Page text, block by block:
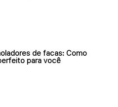
de facas: Como
para você